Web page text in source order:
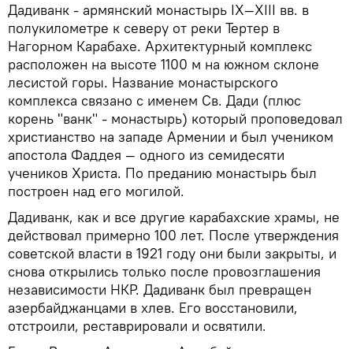
Дадиванк - армянский монастырь IX—XIII вв. в
полукилометре к северу от реки Тертер в
Нагорном Карабахе. Архитектурный комплекс
расположен на высоте 1100 м на южном склоне
лесистой горы. Название монастырского
комплекса связано с именем Св. Дади (плюс
корень "ванк" - монастырь) который проповедовал
христианство на западе Армении и был учеником
апостола Фаддея — одного из семидесяти
учеников Христа. По преданию монастырь был
построен над его могилой.
Дадиванк, как и все другие карабахские храмы, не
действовал примерно 100 лет. После утверждения
советской власти в 1921 году они были закрыты, и
снова открылись только после провозглашения
независимости НКР. Дадиванк был превращен
азербайджанцами в хлев. Его восстановили,
отстроили, реставрировали и освятили.